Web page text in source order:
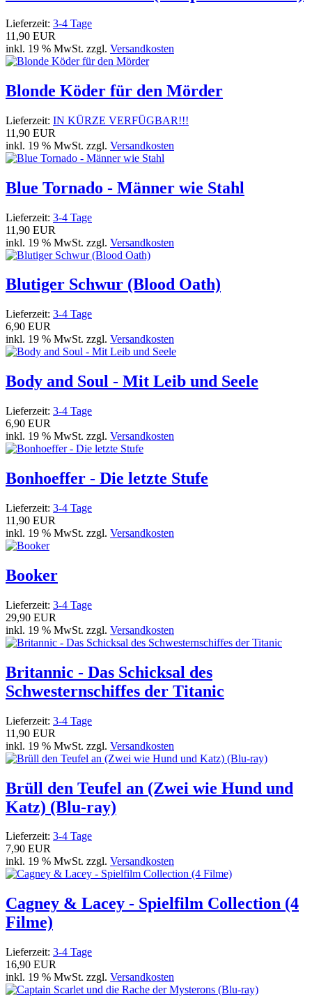
Lieferzeit: 3-4 Tage
11,90 EUR
inkl. 19 % MwSt. zzgl. Versandkosten
Blonde Köder für den Mörder
Lieferzeit: IN KÜRZE VERFÜGBAR!!!
11,90 EUR
inkl. 19 % MwSt. zzgl. Versandkosten
Blue Tornado - Männer wie Stahl
Lieferzeit: 3-4 Tage
11,90 EUR
inkl. 19 % MwSt. zzgl. Versandkosten
Blutiger Schwur (Blood Oath)
Lieferzeit: 3-4 Tage
6,90 EUR
inkl. 19 % MwSt. zzgl. Versandkosten
Body and Soul - Mit Leib und Seele
Lieferzeit: 3-4 Tage
6,90 EUR
inkl. 19 % MwSt. zzgl. Versandkosten
Bonhoeffer - Die letzte Stufe
Lieferzeit: 3-4 Tage
11,90 EUR
inkl. 19 % MwSt. zzgl. Versandkosten
Booker
Lieferzeit: 3-4 Tage
29,90 EUR
inkl. 19 % MwSt. zzgl. Versandkosten
Britannic - Das Schicksal des
Schwesternschiffes der Titanic
Lieferzeit: 3-4 Tage
11,90 EUR
inkl. 19 % MwSt. zzgl. Versandkosten
Brüll den Teufel an (Zwei wie Hund und
Katz) (Blu-ray)
Lieferzeit: 3-4 Tage
7,90 EUR
inkl. 19 % MwSt. zzgl. Versandkosten
Cagney & Lacey - Spielfilm Collection (4
Filme)
Lieferzeit: 3-4 Tage
16,90 EUR
inkl. 19 % MwSt. zzgl. Versandkosten